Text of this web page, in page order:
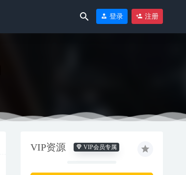
登录 注册
VIP资源 VIP会员专属